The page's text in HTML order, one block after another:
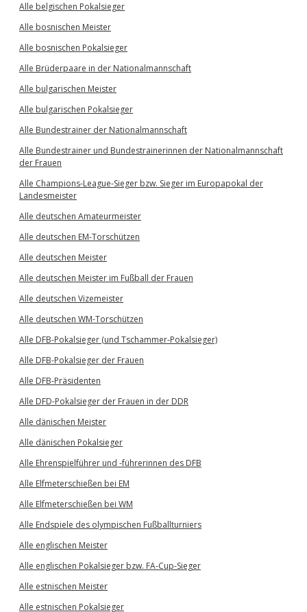
Alle belgischen Pokalsieger
Alle bosnischen Meister
Alle bosnischen Pokalsieger
Alle Brüderpaare in der Nationalmannschaft
Alle bulgarischen Meister
Alle bulgarischen Pokalsieger
Alle Bundestrainer der Nationalmannschaft
Alle Bundestrainer und Bundestrainerinnen der Nationalmannschaft
der Frauen
Alle Champions-League-Sieger bzw. Sieger im Europapokal der
Landesmeister
Alle deutschen Amateurmeister
Alle deutschen EM-Torschützen
Alle deutschen Meister
Alle deutschen Meister im Fußball der Frauen
Alle deutschen Vizemeister
Alle deutschen WM-Torschützen
Alle DFB-Pokalsieger (und Tschammer-Pokalsieger)
Alle DFB-Pokalsieger der Frauen
Alle DFB-Präsidenten
Alle DFD-Pokalsieger der Frauen in der DDR
Alle dänischen Meister
Alle dänischen Pokalsieger
Alle Ehrenspielführer und -führerinnen des DFB
Alle Elfmeterschießen bei EM
Alle Elfmeterschießen bei WM
Alle Endspiele des olympischen Fußballturniers
Alle englischen Meister
Alle englischen Pokalsieger bzw. FA-Cup-Sieger
Alle estnischen Meister
Alle estnischen Pokalsieger